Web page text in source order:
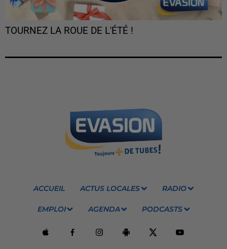
TOURNEZ LA ROUE DE L'ÉTÉ !
ACCUEIL ACTUS LOCALES RADIO
EMPLOI AGENDA PODCASTS